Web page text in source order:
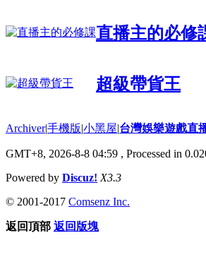
直播主的必修
超級帶貨王
Archiver|手機版|小黑屋|台灣娛樂遊戲直
GMT+8, 2026-8-8 04:59 , Processed in
Powered by Discuz! X3.3
© 2001-2017 Comsenz Inc.
返回頂部 返回版塊